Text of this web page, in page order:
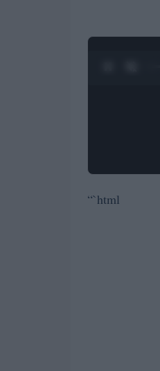
“`html